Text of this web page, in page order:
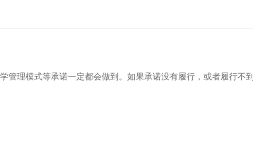
管理模式等承诺一定都会做到。如果承诺没有履行，或者履行不到